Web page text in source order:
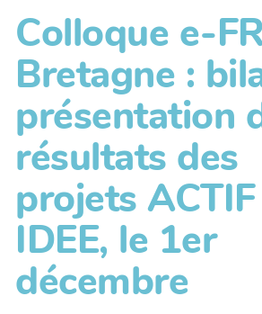
Colloque e-
Bretagne :
présentation
résultats des
projets
IDEE, le 1er
décembre